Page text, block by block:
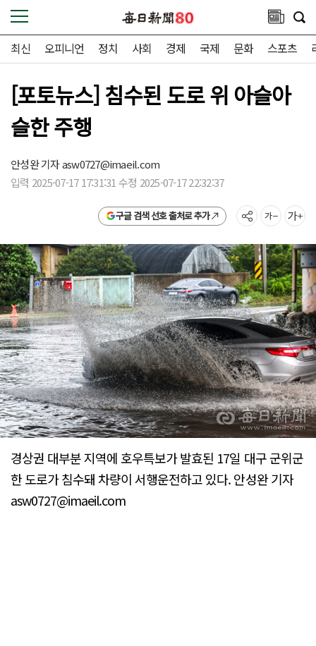
최신 오피니언 정치 사회 경제 국제 문화 스포츠
[포토뉴스] 침수된 도로 위 아슬아
슬한 주행
안성완 기자asw0727@imaeil.com
입력 2025-07-17 17:31:31 수정 2025-07-17 22:32:37
구글 검색 선호 출처로 추가
경상권 대부분 지역에 호우특보가 발효된 17일 대구 군위군
한 도로가 침수돼 차량이 서행운전하고 있다. 안성완 기자
asw0727@imaeil.com